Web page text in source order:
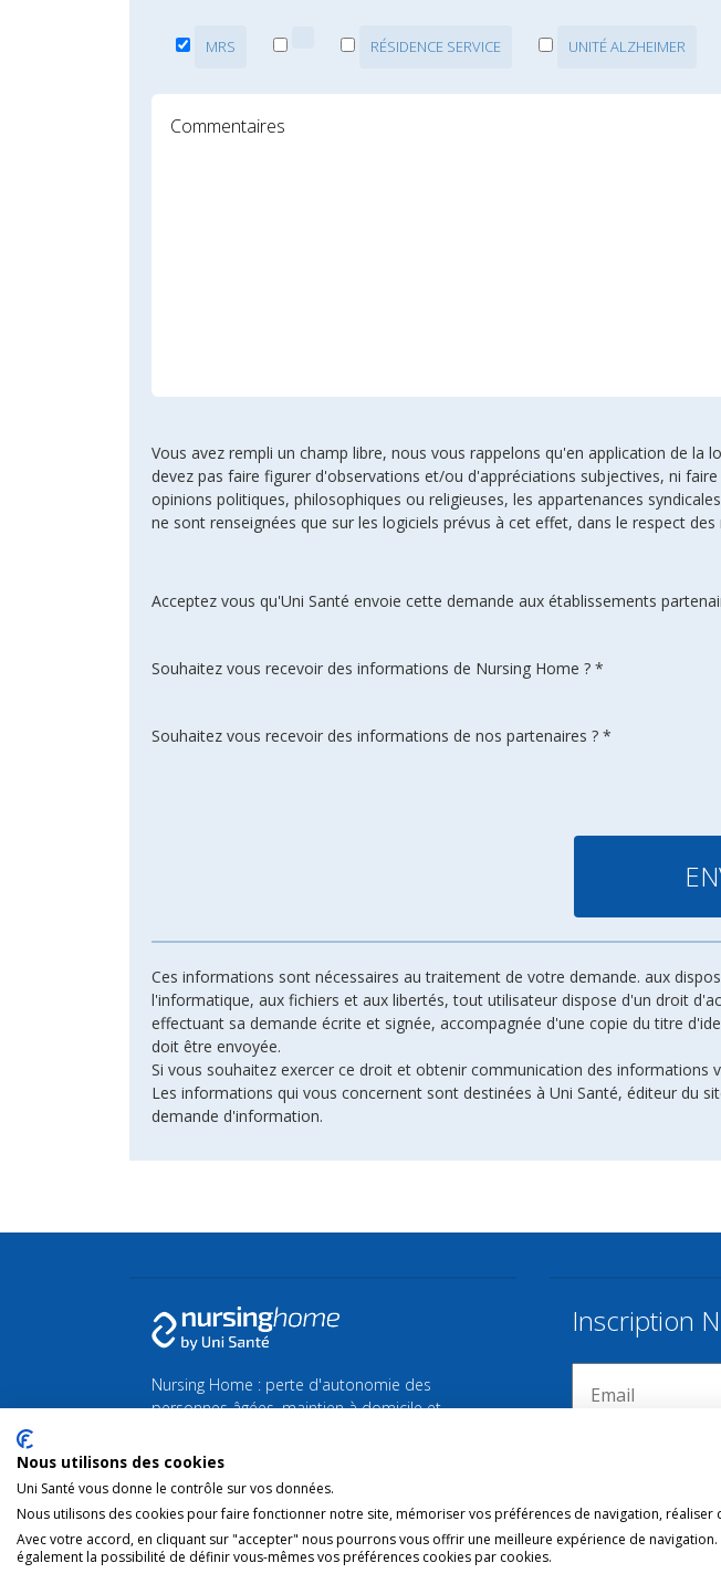
MRS RÉSIDENCE SERVICE UNITÉ ALZHEIMER
Vous avez rempli un champ libre, nous vous rappelons qu'en application de
devez pas faire figurer d'observations et/ou d'appréciations subjectives, ni
opinions politiques, philosophiques ou religieuses, les appartenances
ne sont renseignées que sur les logiciels prévus à cet effet, dans le respect
Acceptez vous qu'Uni Santé envoie cette demande aux établissements
Souhaitez vous recevoir des informations de Nursing Home ? *
Souhaitez vous recevoir des informations de nos partenaires ? *
Ces informations sont nécessaires au traitement de votre demande. aux
l'informatique, aux fichiers et aux libertés, tout utilisateur dispose d'un droit
effectuant sa demande écrite et signée, accompagnée d'une copie du titre
doit être envoyée.
Si vous souhaitez exercer ce droit et obtenir communication des informations
Les informations qui vous concernent sont destinées à Uni Santé, éditeur du
demande d'information.
Nursing Home : perte d'autonomie des
personnes âgées, maintien à domicile et
Retrouvez toutes les actualités de la Silver
Inscription
Nous utilisons des cookies
Uni Santé vous donne le contrôle sur vos données.
Nous utilisons des cookies pour faire fonctionner notre site, mémoriser vos préférences de navigation, réaliser
Avec votre accord, en cliquant sur "accepter" nous pourrons vous offrir une meilleure expérience de navigation.
également la possibilité de définir vous-mêmes vos préférences cookies par cookies.